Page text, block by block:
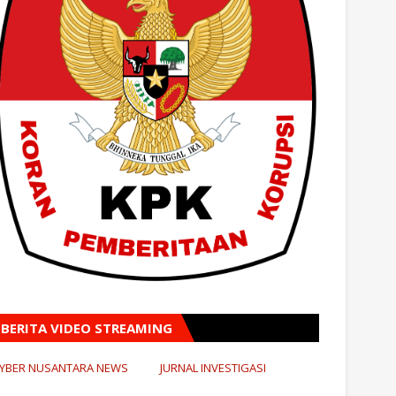
BERITA VIDEO STREAMING
NUSANTARA NEWS JURNAL INVESTIGASI